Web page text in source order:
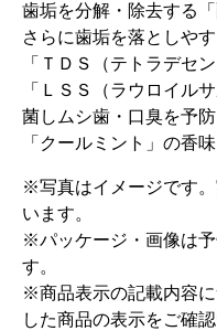
歯垢を分解・除去する
さらに歯垢を落としや
「ＴＤＳ（テトラデセ
「ＬＳＳ（ラウロイル
菌しムシ歯・口臭を予防
「クールミント」の香味
※写真はイメージです
います。
※パッケージ・画像は
す。
※商品表示の記載内容
した商品の表示をご確